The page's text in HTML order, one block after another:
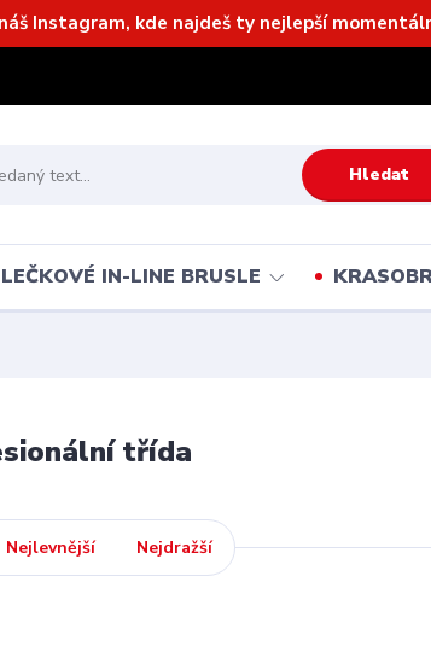
Instagram, kde najdeš ty nejlepší
Hledat
IN-LINE BRUSLE
třída
Nejlevnější Nejdražší